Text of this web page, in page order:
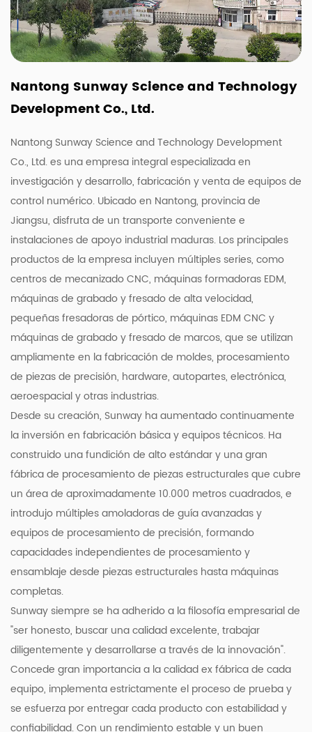
Nantong Sunway Science and Technology
Development Co., Ltd.
Nantong Sunway Science and Technology Development
Co., Ltd. es una empresa integral especializada en
investigación y desarrollo, fabricación y venta de equipos de
control numérico. Ubicado en Nantong, provincia de
Jiangsu, disfruta de un transporte conveniente e
instalaciones de apoyo industrial maduras. Los principales
productos de la empresa incluyen múltiples series, como
centros de mecanizado CNC, máquinas formadoras EDM,
máquinas de grabado y fresado de alta velocidad,
pequeñas fresadoras de pórtico, máquinas EDM CNC y
máquinas de grabado y fresado de marcos, que se utilizan
ampliamente en la fabricación de moldes, procesamiento
de piezas de precisión, hardware, autopartes, electrónica,
aeroespacial y otras industrias.
Desde su creación, Sunway ha aumentado continuamente
la inversión en fabricación básica y equipos técnicos. Ha
construido una fundición de alto estándar y una gran
fábrica de procesamiento de piezas estructurales que cubre
un área de aproximadamente 10.000 metros cuadrados, e
introdujo múltiples amoladoras de guía avanzadas y
equipos de procesamiento de precisión, formando
capacidades independientes de procesamiento y
ensamblaje desde piezas estructurales hasta máquinas
completas.
Sunway siempre se ha adherido a la filosofía empresarial de
"ser honesto, buscar una calidad excelente, trabajar
diligentemente y desarrollarse a través de la innovación".
Concede gran importancia a la calidad ex fábrica de cada
equipo, implementa estrictamente el proceso de prueba y
se esfuerza por entregar cada producto con estabilidad y
confiabilidad. Con un rendimiento estable y un buen